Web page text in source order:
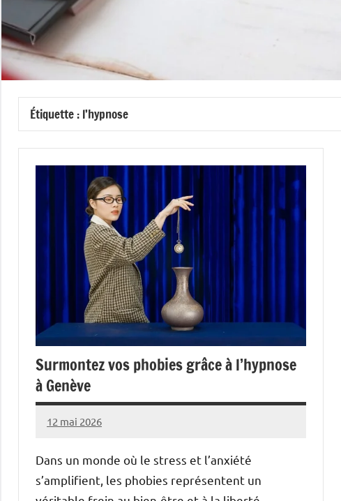
Étiquette : l’hypnose
Surmontez vos phobies grâce à l’hypnose
à Genève
12 mai 2026
Marise
Aucun
Dans un monde où le stress et l’anxiété
s’amplifient, les phobies représentent un